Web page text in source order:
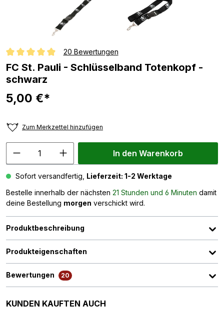
Durchschnittliche Bewertung von 4.9 von 5 Sternen
20 Bewertungen
FC St. Pauli - Schlüsselband Totenkopf -
schwarz
5,00 €*
Zum Merkzettel hinzufügen
In den Warenkorb
Sofort versandfertig, Lieferzeit: 1-2 Werktage
Bestelle innerhalb der nächsten 21 Stunden und 6 Minuten damit
deine Bestellung morgen verschickt wird.
Produktbeschreibung
Produkteigenschaften
Bewertungen 20
Produktgalerie überspringen
KUNDEN KAUFTEN AUCH